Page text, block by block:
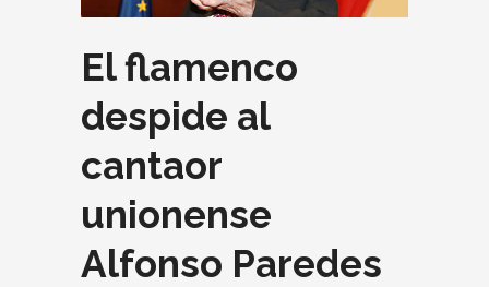
El flamenco
despide al
cantaor
unionense
Alfonso Paredes